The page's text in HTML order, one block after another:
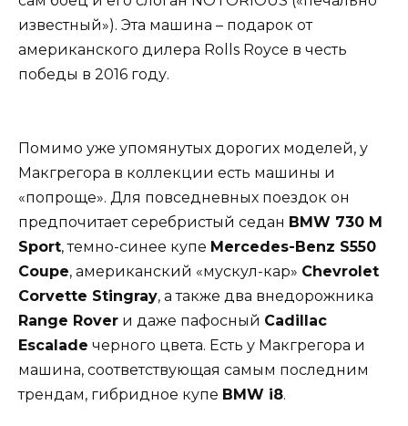
известный»). Эта машина – подарок от
американского дилера Rolls Royce в честь
победы в 2016 году.
Помимо уже упомянутых дорогих моделей, у
Макгрегора в коллекции есть машины и
«попроще». Для повседневных поездок он
предпочитает серебристый седан BMW 730 M
Sport, темно-синее купе Mercedes-Benz S550
Coupe, американский «мускул-кар» Chevrolet
Corvette Stingray, а также два внедорожника
Range Rover и даже пафосный Cadillac
Escalade черного цвета. Есть у Макгрегора и
машина, соответствующая самым последним
трендам, гибридное купе BMW i8.